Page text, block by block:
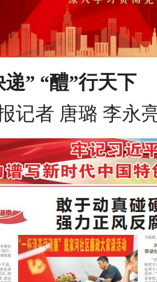
递” “醴”行天下
记者 唐璐 李永